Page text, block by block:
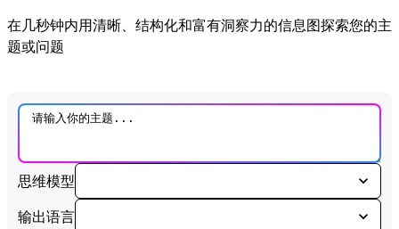
在几秒钟内用清晰、结构化和富有洞察力的信息图探索您的主
题或问题
思维模型
输出语言